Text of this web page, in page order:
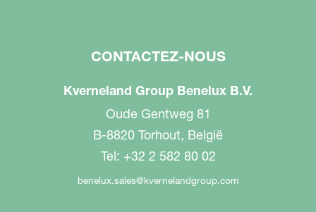
CONTACTEZ-NOUS
Kverneland Group Benelux B.V.
Oude Gentweg 81
B-8820 Torhout, België
Tel: +32 2 582 80 02
benelux.sales@kvernelandgroup.com